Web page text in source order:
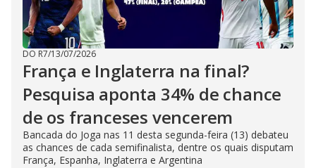
DO R7/13/07/2026
França e Inglaterra na final?
Pesquisa aponta 34% de chance
de os franceses vencerem
Bancada do Joga nas 11 desta segunda-feira (13) debateu
as chances de cada semifinalista, dentre os quais disputam
França, Espanha, Inglaterra e Argentina